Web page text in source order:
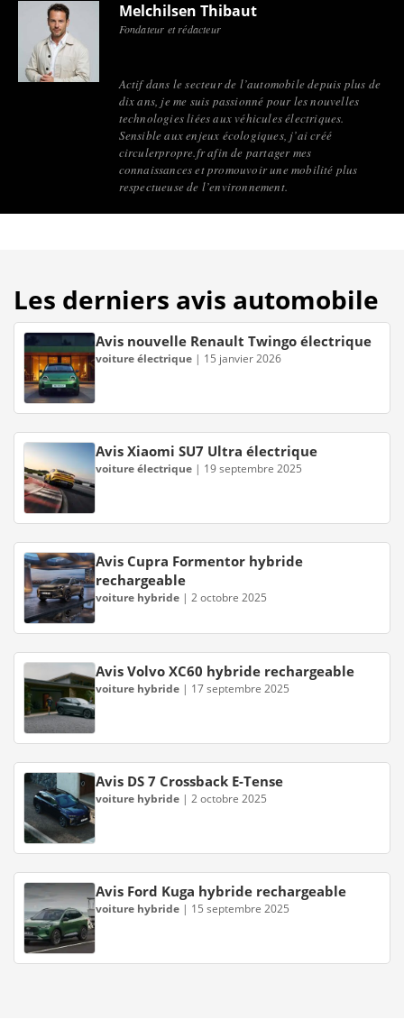
Melchilsen Thibaut
Fondateur et rédacteur
Actif dans le secteur de l’automobile depuis plus de
dix ans, je me suis passionné pour les nouvelles
technologies liées aux véhicules électriques.
Sensible aux enjeux écologiques, j’ai créé
circulerpropre.fr afin de partager mes
connaissances et promouvoir une mobilité plus
respectueuse de l’environnement.
Les derniers avis automobile
Avis nouvelle Renault Twingo électrique
voiture électrique | 15 janvier 2026
Avis Xiaomi SU7 Ultra électrique
voiture électrique | 19 septembre 2025
Avis Cupra Formentor hybride
rechargeable
voiture hybride | 2 octobre 2025
Avis Volvo XC60 hybride rechargeable
voiture hybride | 17 septembre 2025
Avis DS 7 Crossback E-Tense
voiture hybride | 2 octobre 2025
Avis Ford Kuga hybride rechargeable
voiture hybride | 15 septembre 2025